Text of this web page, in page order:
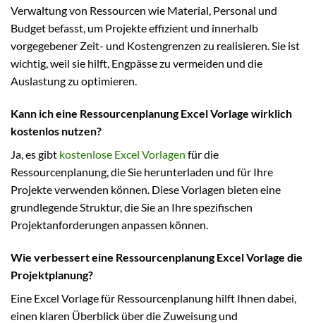
Verwaltung von Ressourcen wie Material, Personal und
Budget befasst, um Projekte effizient und innerhalb
vorgegebener Zeit- und Kostengrenzen zu realisieren. Sie ist
wichtig, weil sie hilft, Engpässe zu vermeiden und die
Auslastung zu optimieren.
Kann ich eine Ressourcenplanung Excel Vorlage wirklich
kostenlos nutzen?
Ja, es gibt kostenlose Excel Vorlagen für die
Ressourcenplanung, die Sie herunterladen und für Ihre
Projekte verwenden können. Diese Vorlagen bieten eine
grundlegende Struktur, die Sie an Ihre spezifischen
Projektanforderungen anpassen können.
Wie verbessert eine Ressourcenplanung Excel Vorlage die
Projektplanung?
Eine Excel Vorlage für Ressourcenplanung hilft Ihnen dabei,
einen klaren Überblick über die Zuweisung und